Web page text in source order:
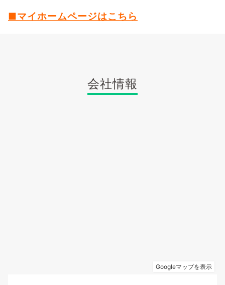
■マイホームページはこちら
会社情報